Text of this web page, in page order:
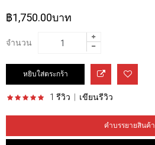
฿1,750.00บาท
จำนวน
1 รีวิว เขียนรีวิว
คำบรรยายสินค้า